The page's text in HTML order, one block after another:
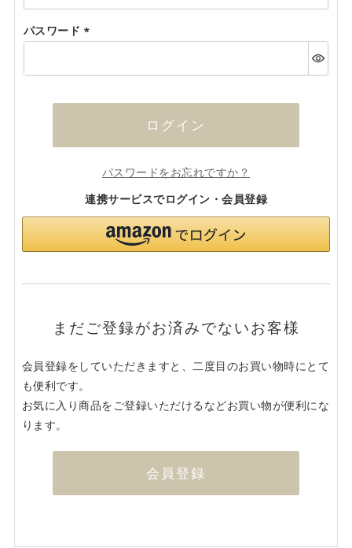
須)
パスワード
須)
ログイン
パスワードをお忘れですか？
連携サービスでログイン・会員登録
まだご登録がお済みでないお客様
会員登録をしていただきますと、二度目のお買い物時にとて
も便利です。
お気に入り商品をご登録いただけるなどお買い物が便利にな
ります。
会員登録